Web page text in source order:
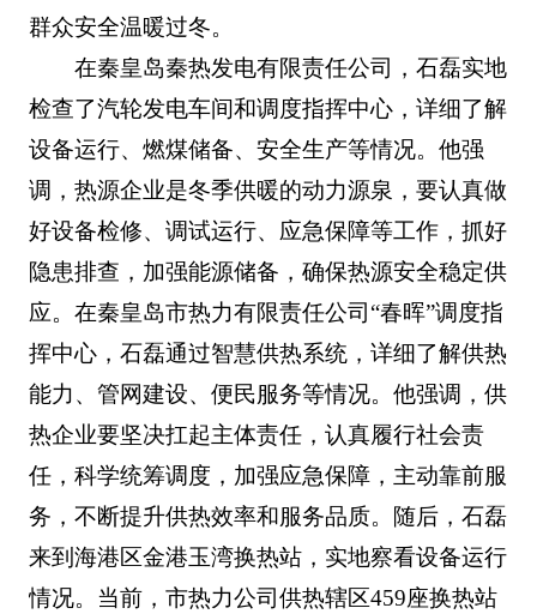
群众安全温暖过冬。
在秦皇岛秦热发电有限责任公司，石磊实地
检查了汽轮发电车间和调度指挥中心，详细了解
设备运行、燃煤储备、安全生产等情况。他强
调，热源企业是冬季供暖的动力源泉，要认真做
好设备检修、调试运行、应急保障等工作，抓好
隐患排查，加强能源储备，确保热源安全稳定供
应。在秦皇岛市热力有限责任公司“春晖”调度指
挥中心，石磊通过智慧供热系统，详细了解供热
能力、管网建设、便民服务等情况。他强调，供
热企业要坚决扛起主体责任，认真履行社会责
任，科学统筹调度，加强应急保障，主动靠前服
务，不断提升供热效率和服务品质。随后，石磊
来到海港区金港玉湾换热站，实地察看设备运行
情况。当前，市热力公司供热辖区459座换热站